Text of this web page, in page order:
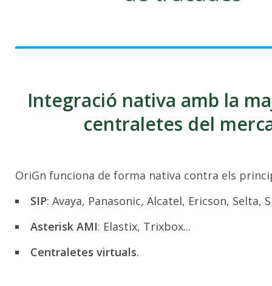
Integració nativa amb la
centraletes del
OriGn funciona de forma nativa contra els
SIP: Avaya, Panasonic, Alcatel, Ericson, Selta,
Asterisk AMI: Elastix, Trixbox...
Centraletes virtuals.